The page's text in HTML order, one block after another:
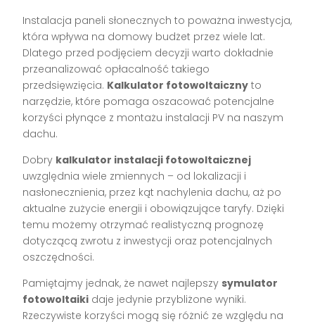
Instalacja paneli słonecznych to poważna inwestycja,
która wpływa na domowy budżet przez wiele lat.
Dlatego przed podjęciem decyzji warto dokładnie
przeanalizować opłacalność takiego
przedsięwzięcia. Kalkulator fotowoltaiczny to
narzędzie, które pomaga oszacować potencjalne
korzyści płynące z montażu instalacji PV na naszym
dachu.
Dobry kalkulator instalacji fotowoltaicznej
uwzględnia wiele zmiennych – od lokalizacji i
nasłonecznienia, przez kąt nachylenia dachu, aż po
aktualne zużycie energii i obowiązujące taryfy. Dzięki
temu możemy otrzymać realistyczną prognozę
dotyczącą zwrotu z inwestycji oraz potencjalnych
oszczędności.
Pamiętajmy jednak, że nawet najlepszy symulator
fotowoltaiki daje jedynie przybliżone wyniki.
Rzeczywiste korzyści mogą się różnić ze względu na